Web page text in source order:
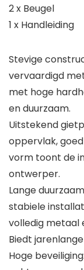
2 x Beugel
1 x Handleiding
Stevige
vervaardigd
met hoge
en duurzaam.
Uitstekend
oppervlak,
vorm toont de
ontwerper.
Lange
stabiele
volledig metaal
Biedt
Hoge